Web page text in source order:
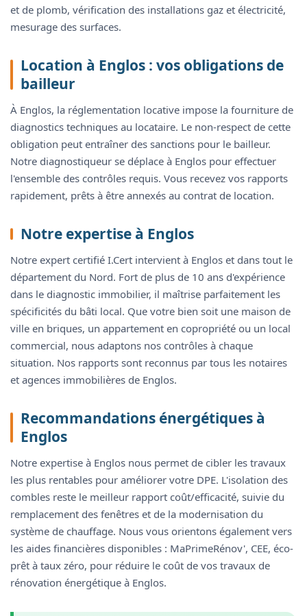
et de plomb, vérification des installations gaz et électricité,
mesurage des surfaces.
Location à Englos : vos obligations de
bailleur
À Englos, la réglementation locative impose la fourniture de
diagnostics techniques au locataire. Le non-respect de cette
obligation peut entraîner des sanctions pour le bailleur.
Notre diagnostiqueur se déplace à Englos pour effectuer
l'ensemble des contrôles requis. Vous recevez vos rapports
rapidement, prêts à être annexés au contrat de location.
Notre expertise à Englos
Notre expert certifié I.Cert intervient à Englos et dans tout le
département du Nord. Fort de plus de 10 ans d'expérience
dans le diagnostic immobilier, il maîtrise parfaitement les
spécificités du bâti local. Que votre bien soit une maison de
ville en briques, un appartement en copropriété ou un local
commercial, nous adaptons nos contrôles à chaque
situation. Nos rapports sont reconnus par tous les notaires
et agences immobilières de Englos.
Recommandations énergétiques à
Englos
Notre expertise à Englos nous permet de cibler les travaux
les plus rentables pour améliorer votre DPE. L'isolation des
combles reste le meilleur rapport coût/efficacité, suivie du
remplacement des fenêtres et de la modernisation du
système de chauffage. Nous vous orientons également vers
les aides financières disponibles : MaPrimeRénov', CEE, éco-
prêt à taux zéro, pour réduire le coût de vos travaux de
rénovation énergétique à Englos.